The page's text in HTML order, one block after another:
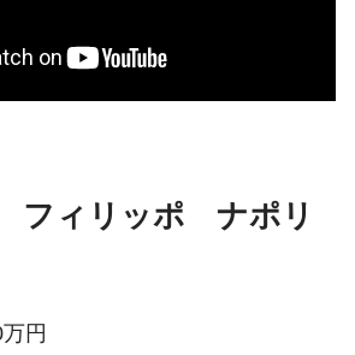
フィリッポ ナポリ
円